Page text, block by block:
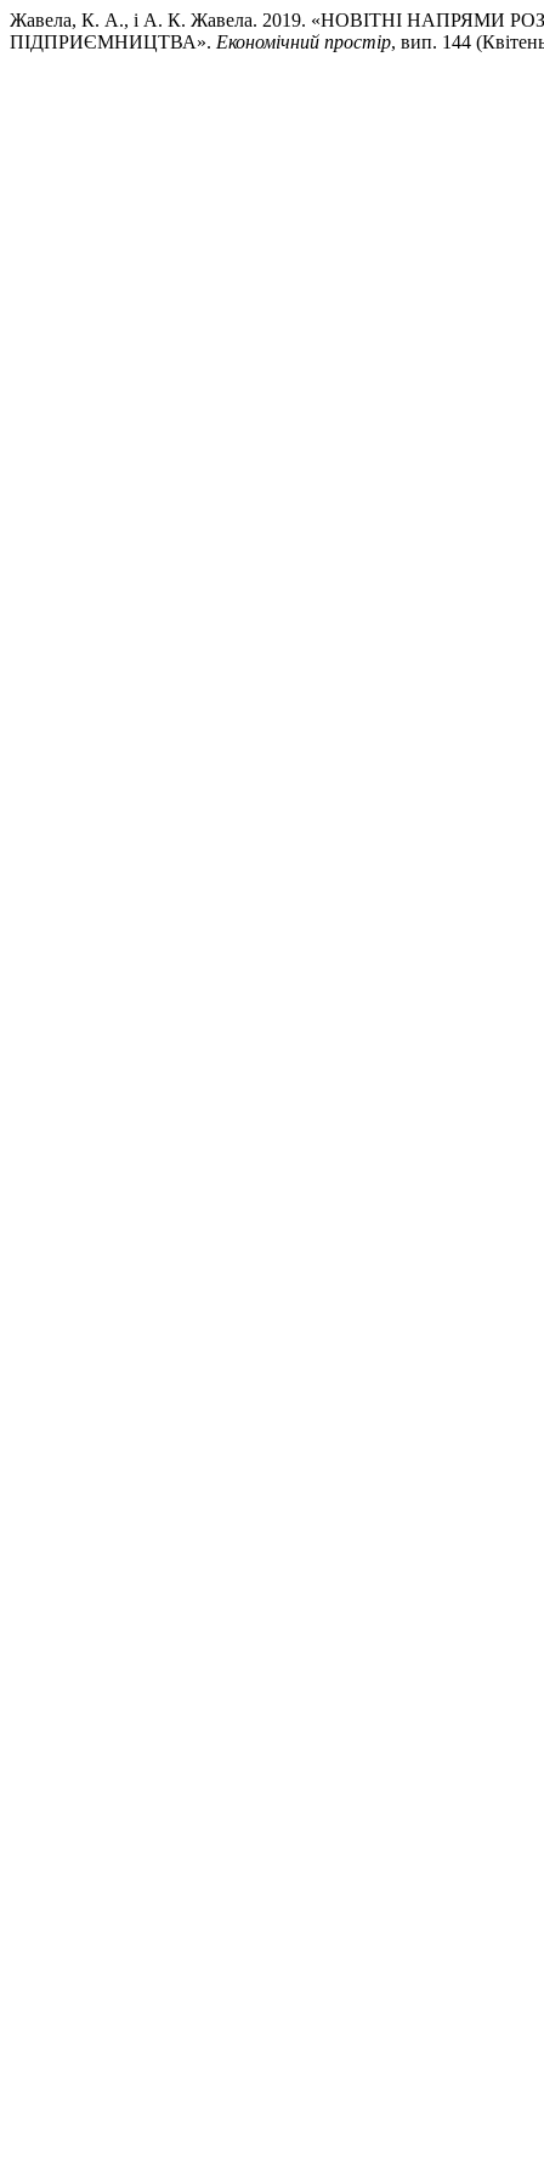
Жавела, К. А., і А. К. Жавела. 2019. «НОВІТНІ
ПІДПРИЄМНИЦТВА». Економічний простір, вип. 144